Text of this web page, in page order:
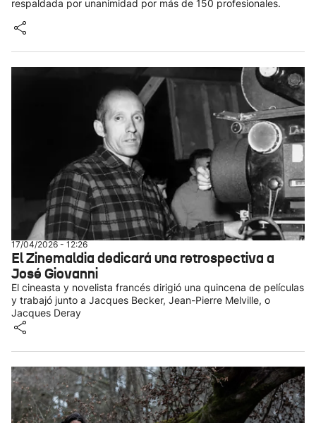
respaldada por unanimidad por más de 150 profesionales.
17/04/2026 - 12:26
El Zinemaldia dedicará una retrospectiva a
José Giovanni
El cineasta y novelista francés dirigió una quincena de películas
y trabajó junto a Jacques Becker, Jean-Pierre Melville, o
Jacques Deray